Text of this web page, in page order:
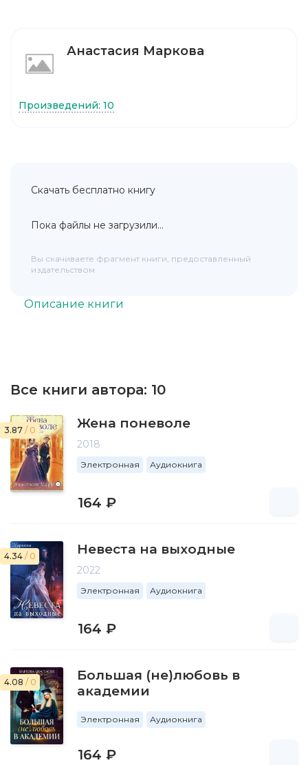
Описание книги
Все книги автора: 10
3.87 / 0 Жена поневоле
2018
Электронная Аудиокнига
164 ₽
4.34 / 0 Невеста на выходные
2022
Электронная Аудиокнига
164 ₽
4.08 / 0
Большая (не)любовь в
академии
Электронная Аудиокнига
164 ₽
Анастасия Маркова
Произведений: 10
Скачать бесплатно книгу
Пока файлы не загрузили...
Вы скачиваете фрагмент книги, предоставленный
издательством